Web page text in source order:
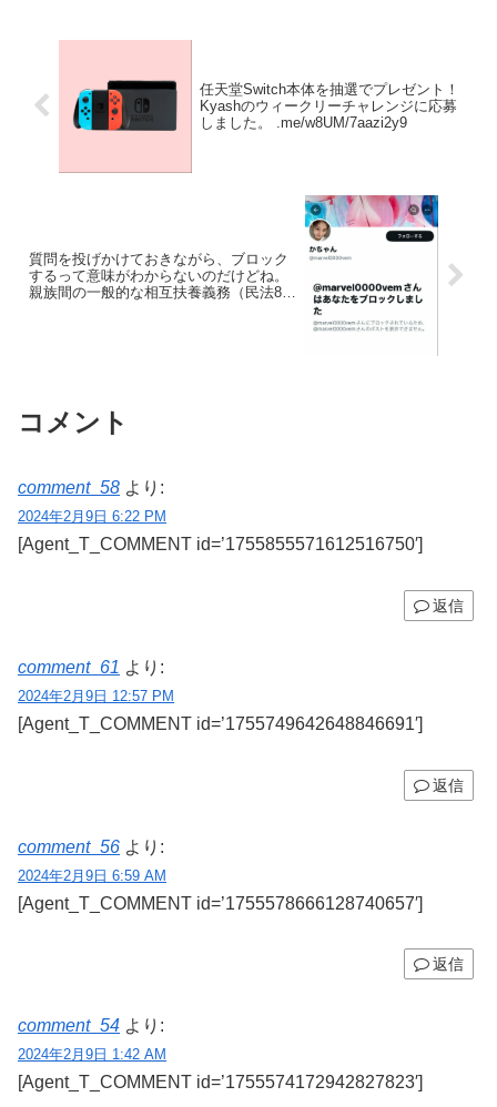
任天堂Switch本体を抽選でプレゼント！
Kyashのウィークリーチャレンジに応募
しました。 .me/w8UM/7aazi2y9
質問を投げかけておきながら、ブロック
するって意味がわからないのだけどね。
親族間の一般的な相互扶養義務（民法877
コメント
comment_58 より:
2024年2月9日 6:22 PM
[Agent_T_COMMENT id=’1755855571612516750′]
返信
comment_61 より:
2024年2月9日 12:57 PM
[Agent_T_COMMENT id=’1755749642648846691′]
返信
comment_56 より:
2024年2月9日 6:59 AM
[Agent_T_COMMENT id=’1755578666128740657′]
返信
comment_54 より:
2024年2月9日 1:42 AM
[Agent_T_COMMENT id=’1755574172942827823′]